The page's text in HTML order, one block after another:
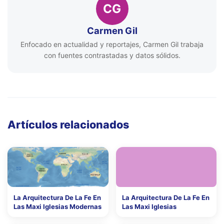
CG
Carmen Gil
Enfocado en actualidad y reportajes, Carmen Gil trabaja
con fuentes contrastadas y datos sólidos.
Artículos relacionados
La Arquitectura De La Fe En
Las Maxi Iglesias Modernas
La Arquitectura De La Fe En
Las Maxi Iglesias